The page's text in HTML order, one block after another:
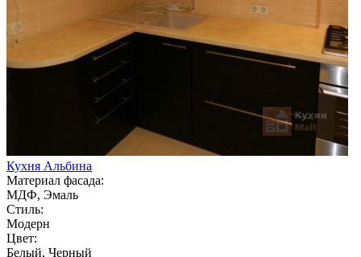
Кухня Альбина
Материал фасада:
МДФ, Эмаль
Стиль:
Модерн
Цвет:
Белый, Черный